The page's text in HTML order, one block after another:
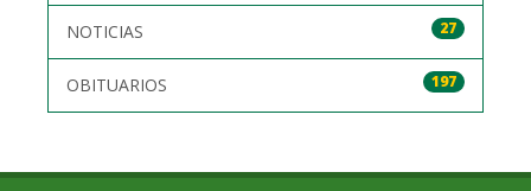
27
NOTICIAS
197
OBITUARIOS